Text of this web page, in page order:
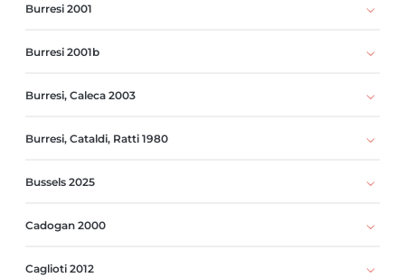
Burresi 2001
Burresi 2001b
Burresi, Caleca 2003
Burresi, Cataldi, Ratti 1980
Bussels 2025
Cadogan 2000
Caglioti 2012